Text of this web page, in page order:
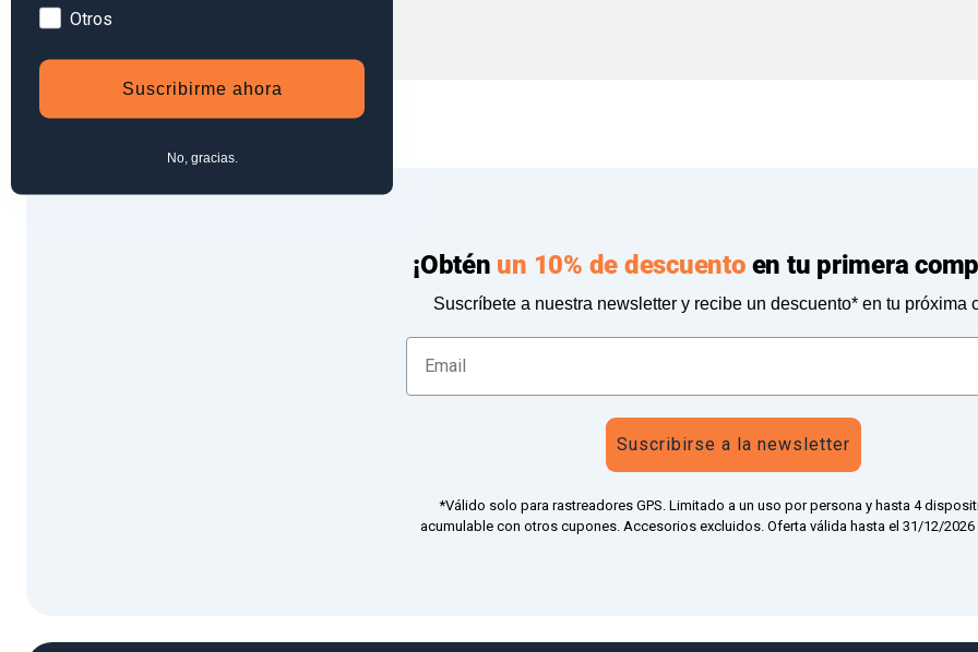
¡Obtén un 10% de descuentoen tu primera
Suscríbete a nuestra newsletter y recibe un descuento* en tu próxima
Suscribirse a la newsletter
*Válido solo para rastreadores GPS. Limitado a un uso por persona y hasta 4
acumulable con otros cupones. Accesorios excluidos. Oferta válida hasta el 31/12/2026
Otros
Suscribirme ahora
No, gracias.